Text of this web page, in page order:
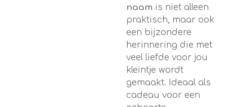
naam is niet alleen
praktisch, maar ook
een bijzondere
herinnering die met
veel liefde voor jou
kleintje wordt
gemaakt. Ideaal als
cadeau voor een